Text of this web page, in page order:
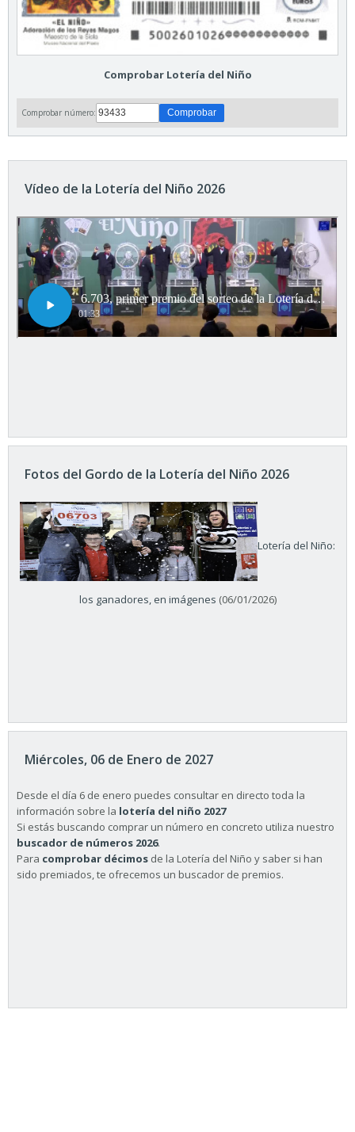
Comprobar Lotería del Niño
Comprobar número:
Vídeo de la Lotería del Niño 2026
Fotos del Gordo de la Lotería del Niño 2026
Lotería del Niño:
los ganadores, en imágenes (06/01/2026)
Miércoles, 06 de Enero de 2027
Desde el día 6 de enero puedes consultar en directo toda la
información sobre la lotería del niño 2027
Si estás buscando comprar un número en concreto utiliza nuestro
buscador de números 2026.
Para comprobar décimos de la Lotería del Niño y saber si han
sido premiados, te ofrecemos un buscador de premios.